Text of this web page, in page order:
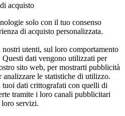
acquisto
solo con il tuo consenso
di acquisto personalizzata.
utenti, sul loro comportamento
dati vengono utilizzati per
sito web, per mostrarti pubblicità
analizzare le statistiche di utilizzo.
dati crittografati con quelli di
tramite i loro canali pubblicitari
servizi.